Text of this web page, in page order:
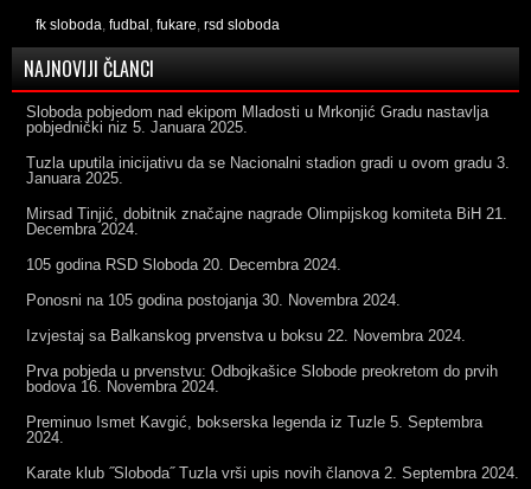
fk sloboda, fudbal , fukare, rsd sloboda
NAJNOVIJI ČLANCI
Sloboda pobjedom nad ekipom Mladosti u Mrkonjić Gradu nastavlja
pobjednički niz 5. Januara 2025.
Tuzla uputila inicijativu da se Nacionalni stadion gradi u ovom gradu 3.
Januara 2025.
Mirsad Tinjić, dobitnik značajne nagrade Olimpijskog komiteta BiH 21.
Decembra 2024.
105 godina RSD Sloboda 20. Decembra 2024.
Ponosni na 105 godina postojanja 30. Novembra 2024.
Izvjestaj sa Balkanskog prvenstva u boksu 22. Novembra 2024.
Prva pobjeda u prvenstvu: Odbojkašice Slobode preokretom do prvih
bodova 16. Novembra 2024.
Preminuo Ismet Kavgić, bokserska legenda iz Tuzle 5. Septembra
2024.
Karate klub ˝Sloboda˝ Tuzla vrši upis novih članova 2. Septembra 2024.